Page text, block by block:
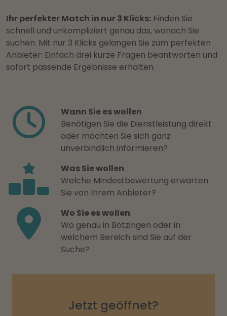
Ihr perfekter Match in nur 3 Klicks: Finden Sie
schnell und unkompliziert genau das, wonach Sie
suchen. Mit nur 3 Klicks gelangen Sie zum perfekten
Anbieter: Einfach drei kurze Fragen beantworten und
sofort passende Ergebnisse erhalten.
Wann Sie es wollen
Benötigen Sie die Dienstleistung direkt
oder möchten Sie sich ganz
unverbindlich informieren?
Was Sie wollen
Welche Mindestbewertung erwarten
Sie von Ihrem Anbieter?
Wo Sie es wollen
Wo genau in Bötzingen oder in
welchem Bereich sind Sie auf der
Suche?
Jetzt geöffnet?